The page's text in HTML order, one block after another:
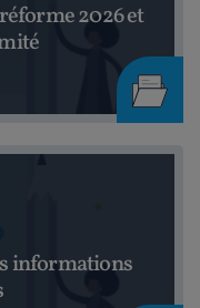
2026 et
informations